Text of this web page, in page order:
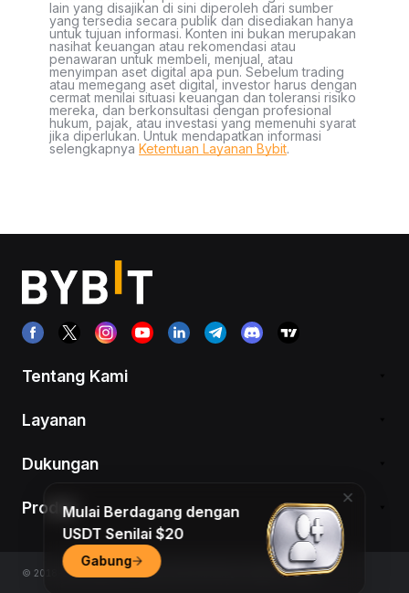
lain yang disajikan di sini diperoleh dari sumber
yang tersedia secara publik dan disediakan hanya
untuk tujuan informasi. Konten ini bukan merupakan
nasihat keuangan atau rekomendasi atau
penawaran untuk membeli, menjual, atau
menyimpan aset digital apa pun. Sebelum trading
atau memegang aset digital, investor harus dengan
cermat menilai situasi keuangan dan toleransi risiko
mereka, dan berkonsultasi dengan profesional
hukum, pajak, atau investasi yang memenuhi syarat
jika diperlukan. Untuk mendapatkan informasi
selengkapnya Ketentuan Layanan Bybit.
Tentang Kami
Layanan
Dukungan
Produk
© 2018-2026 Bybit.com. Semua hak dilindungi undang-undang.
Mulai Berdagang dengan
USDT Senilai $20
Gabung